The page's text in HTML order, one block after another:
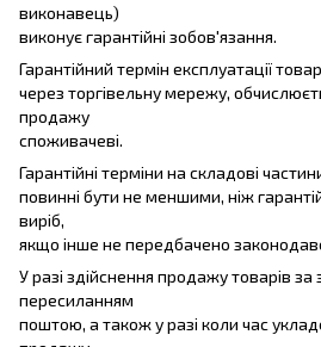
виконавець)
виконує гарантійні зобов'язання.
Гарантійний термін експлуатації
через торгівельну мережу,
продажу
споживачеві.
Гарантійні терміни на складові
повинні бути не меншими, ніж
виріб,
якщо інше не передбачено
У разі здійснення продажу товарів за
пересиланням
поштою, а також у разі коли час